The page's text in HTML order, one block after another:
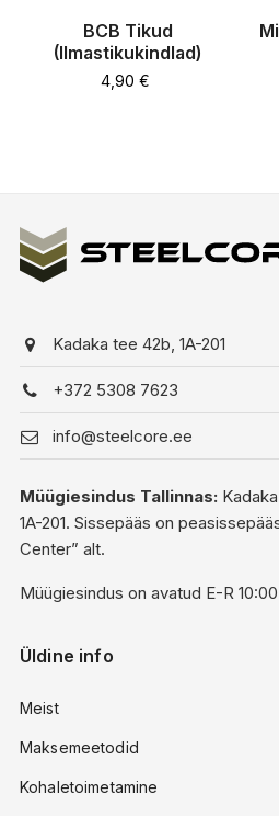
BCB Tikud
(ilmastikukindlad)
Hind
4,90 €
Kadaka tee 42b, 1A-201
+372 5308 7623
info@steelcore.ee
Müügiesindus Tallinnas:
1A-201. Sissepääs on
Center” alt.
Müügiesindus on avatud E-R
Üldine info
Meist
Maksemeetodid
Kohaletoimetamine